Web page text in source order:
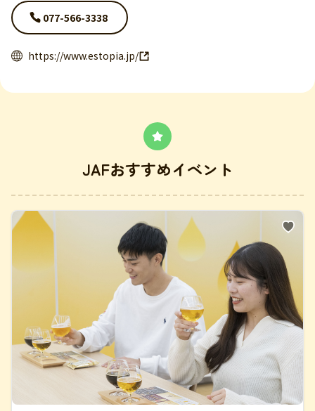
077-566-3338
https://www.estopia.jp/
JAFおすすめイベント